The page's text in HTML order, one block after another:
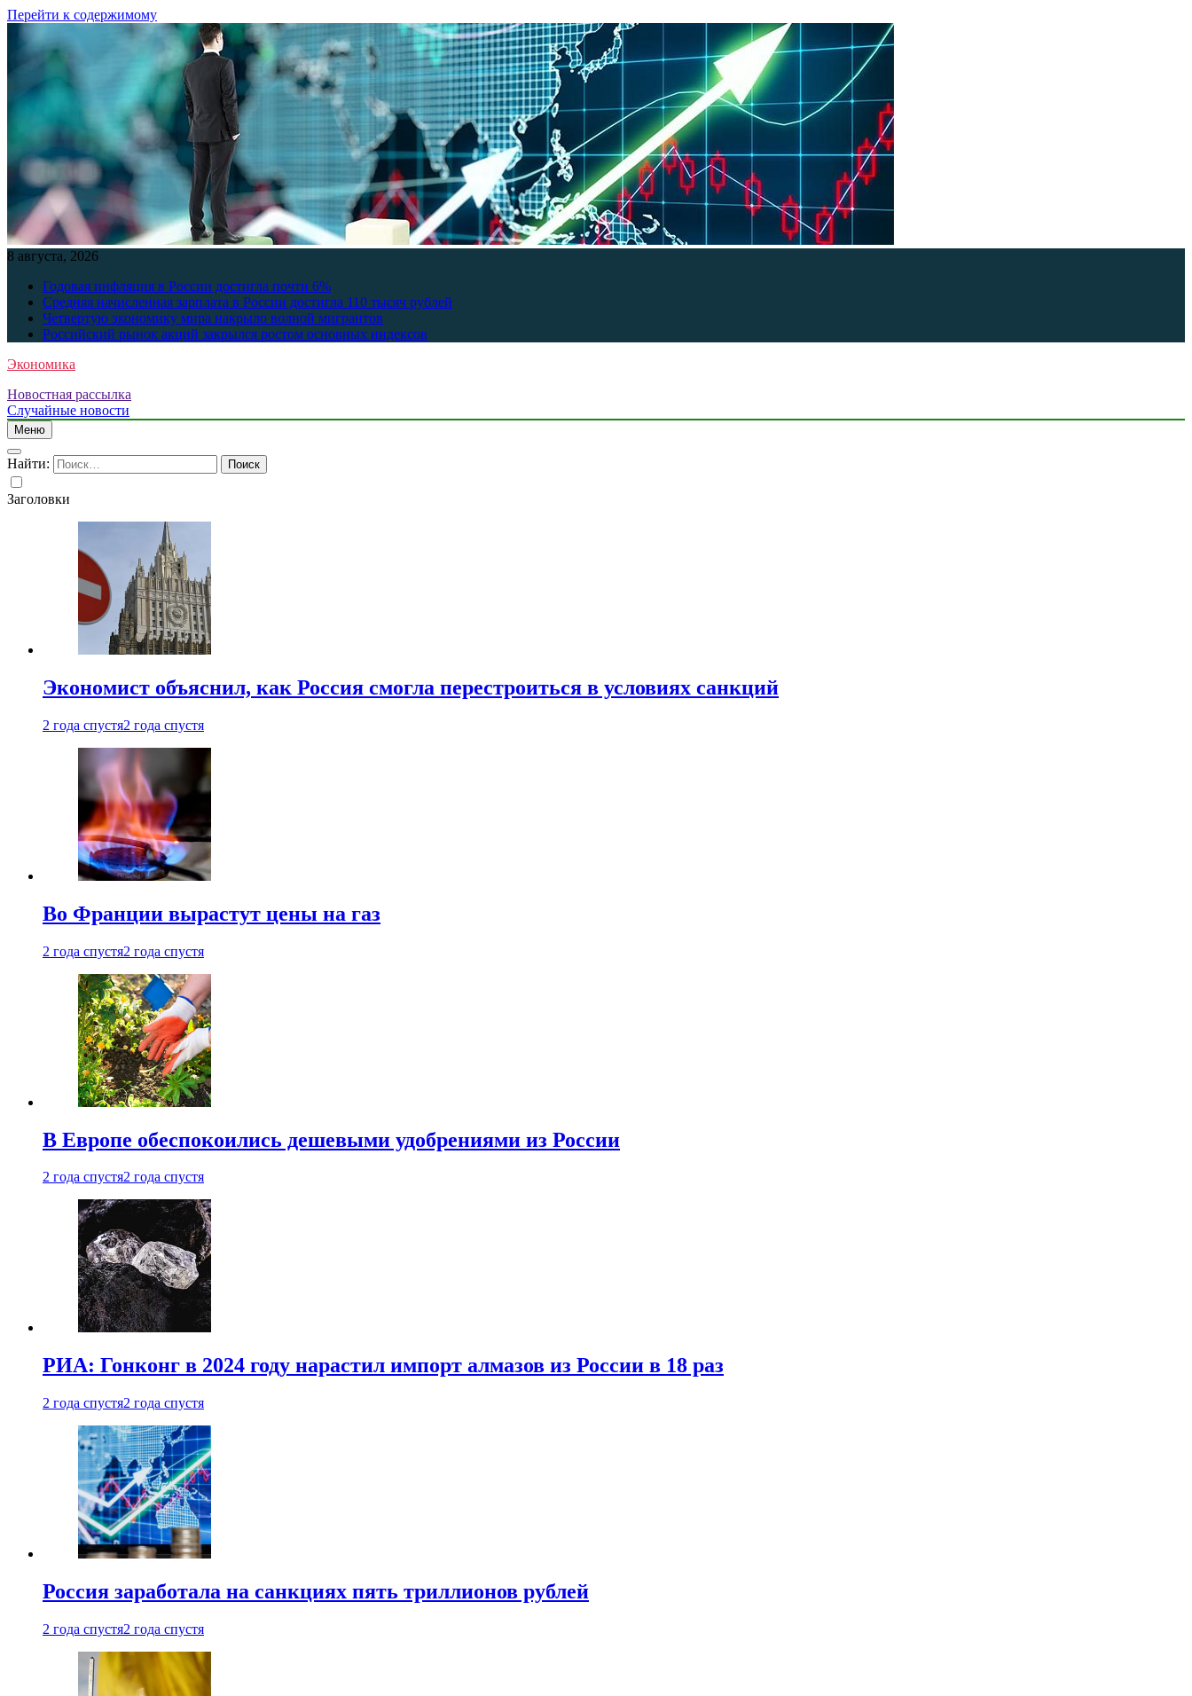
Перейти к содержимому
8 августа, 2026
Годовая инфляция в России достигла почти 6%
Средняя начисленная зарплата в России достигла 110 тысяч рублей
Четвертую экономику мира накрыло волной мигрантов
Российский рынок акций закрылся ростом основных индексов
Экономика
Новостная рассылка
Случайные новости
Меню
Найти:
Заголовки
Экономист объяснил, как Россия смогла перестроиться в условиях санкций
2 года спустя2 года спустя
Во Франции вырастут цены на газ
2 года спустя2 года спустя
В Европе обеспокоились дешевыми удобрениями из России
2 года спустя2 года спустя
РИА: Гонконг в 2024 году нарастил импорт алмазов из России в 18 раз
2 года спустя2 года спустя
Россия заработала на санкциях пять триллионов рублей
2 года спустя2 года спустя